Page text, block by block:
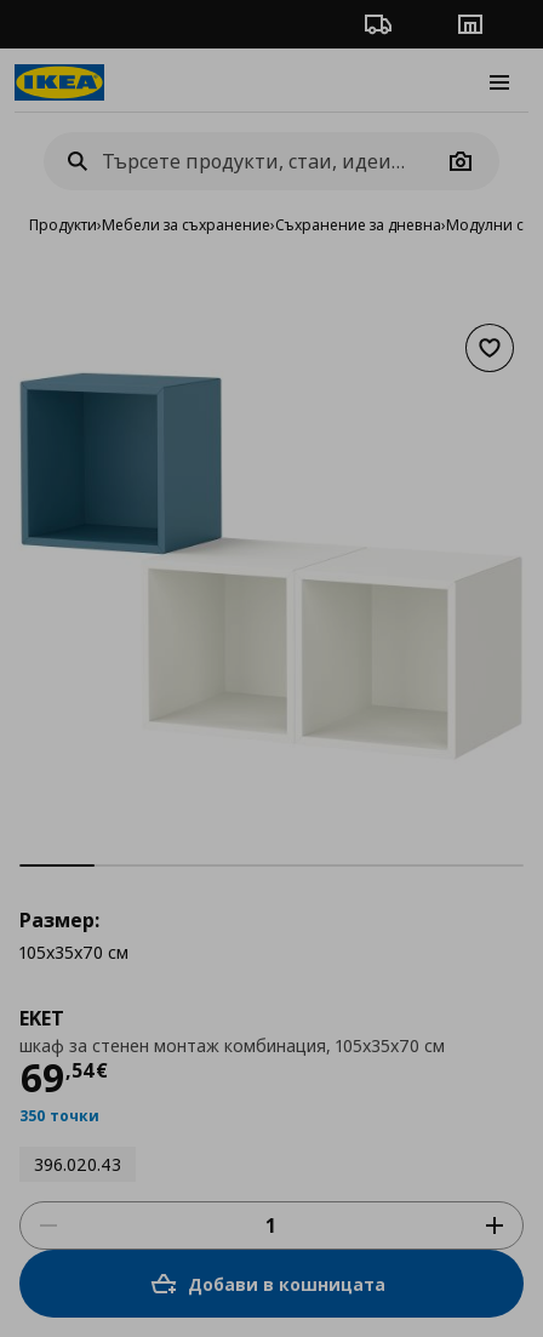
Проследяване на
Camera
Продукти›Мебели за съхранение›Съхранение за дневна›Модулни
EKET
шкаф за стенен монтаж комбинация, 105x35x70 см
69,54€
Цена
350 точки
396.020.43
Размер:
105x35x70 см
Добави в кошницата